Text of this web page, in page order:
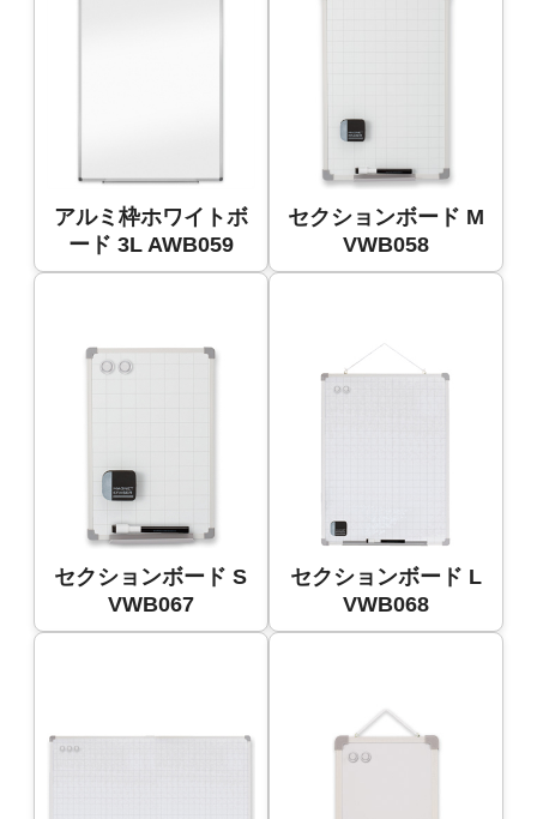
アルミ枠ホワイトボ
ード 3L AWB059
セクションボード M
VWB058
セクションボード S
VWB067
セクションボード L
VWB068